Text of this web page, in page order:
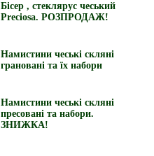
Бісер , стеклярус чеський
Preciosa. РОЗПРОДАЖ!
Намистини чеські скляні
грановані та їх набори
Намистини чеські скляні
пресовані та набори.
ЗНИЖКА!